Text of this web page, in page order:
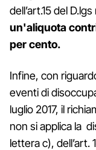
dell’art.15 del
un'aliquota
per cento.
Infine, con
eventi di
luglio 2017, il
non si applica la
lettera c), dell’art.